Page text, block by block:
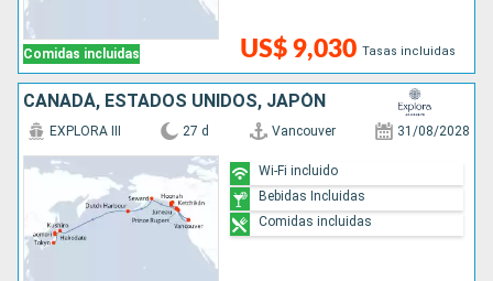
Comidas incluidas US$ 9,030 Tasas incluidas
CANADÁ, ESTADOS UNIDOS, JAPÓN
EXPLORA III 27 d Vancouver 31/08/2028
Wi-Fi incluido
Bebidas Incluidas
Comidas incluidas